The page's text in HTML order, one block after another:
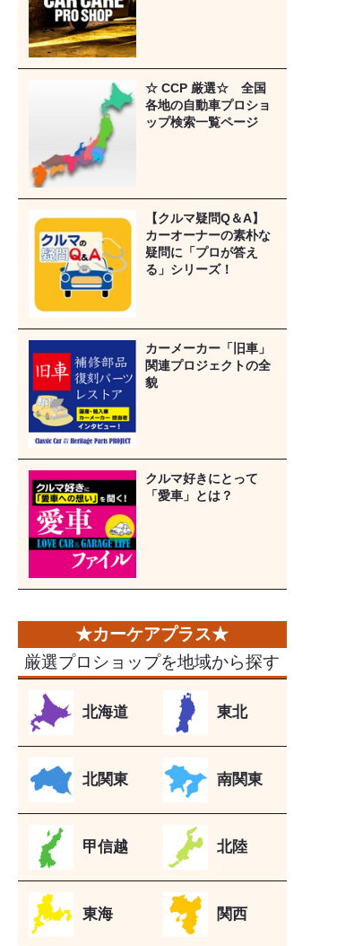
☆ CCP 厳選☆ 全国
各地の自動車プロショ
ップ検索一覧ページ
【クルマ疑問Q＆A】
カーオーナーの素朴な
疑問に「プロが答え
る」シリーズ！
カーメーカー「旧車」
関連プロジェクトの全
貌
クルマ好きにとって
「愛車」とは？
厳選プロショップを地域から探す
北海道 東北
北関東 南関東
甲信越 北陸
東海 関西